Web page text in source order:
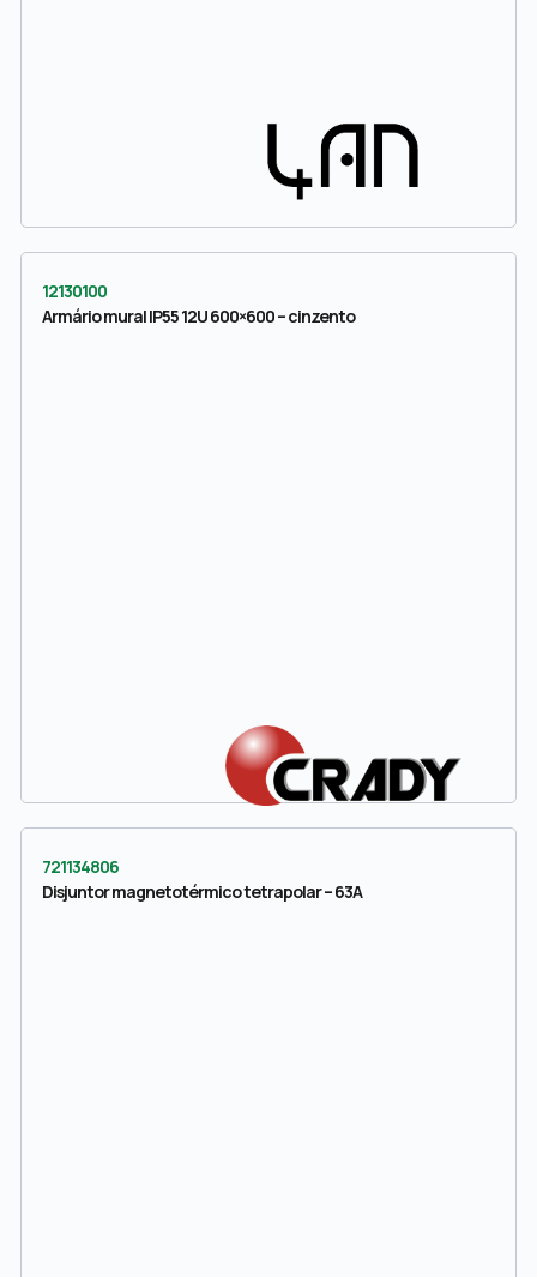
12130100
Armário mural IP55 12U 600×600 – cinzento
721134806
Disjuntor magnetotérmico tetrapolar – 63A